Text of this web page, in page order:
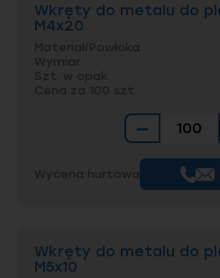
Wkręty do metalu do
M4x20
−
Wkręty do metalu do
M5x10